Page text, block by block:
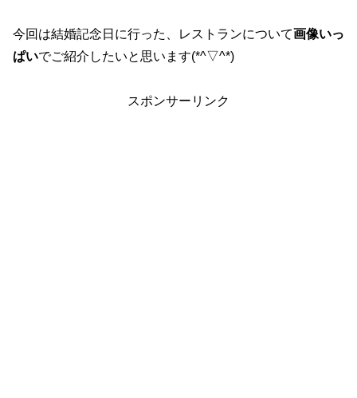
今回は結婚記念日に行った、レストランについて画像いっ
ぱいでご紹介したいと思います(*^▽^*)
スポンサーリンク